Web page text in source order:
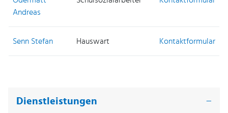
Andreas
Senn Stefan Hauswart Kontaktformular
Dienstleistungen